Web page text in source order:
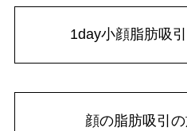
1day小顔脂肪吸
顔の脂肪吸引